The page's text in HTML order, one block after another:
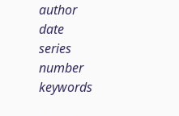
author
date
series
number
keywords